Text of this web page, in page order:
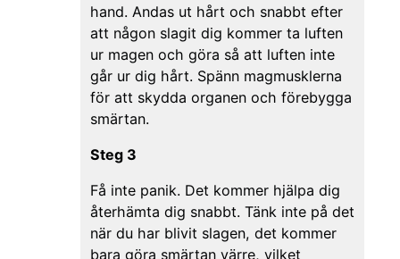
hand. Andas ut hårt och snabbt efter
att någon slagit dig kommer ta luften
ur magen och göra så att luften inte
går ur dig hårt. Spänn magmusklerna
för att skydda organen och förebygga
smärtan.
Steg 3
Få inte panik. Det kommer hjälpa dig
återhämta dig snabbt. Tänk inte på det
när du har blivit slagen, det kommer
bara göra smärtan värre, vilket